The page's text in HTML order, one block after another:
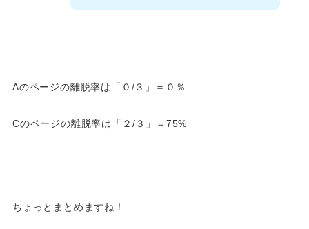
Aのページの離脱率は「０/３」＝０％
Cのページの離脱率は「２/３」＝75%
ちょっとまとめますね！